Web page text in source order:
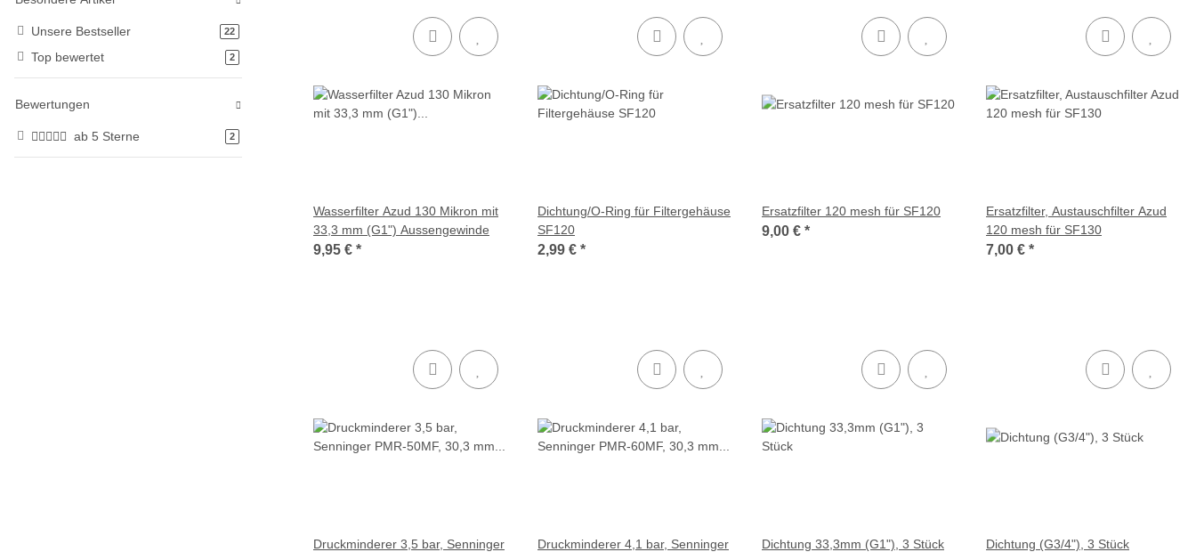
Wasserfilter Azud 130 Mikron mit
33,3 mm (G1") Aussengewinde
9,95 € *
Dichtung/O-Ring für Filtergehäuse
SF120
2,99 € *
Ersatzfilter 120 mesh für SF120
9,00 € *
Ersatzfilter, Austauschfilter Azud
120 mesh für SF130
7,00 € *
Druckminderer 3,5 bar, Senninger
Druckminderer 4,1 bar, Senninger
Dichtung 33,3mm (G1"), 3 Stück Dichtung (G3/4"), 3 Stück
Unsere Bestseller 22Artikel gefunden
Top bewertet 2Artikel gefunden
Bewertungen
ab 5 Sterne 2Artikel gefunden